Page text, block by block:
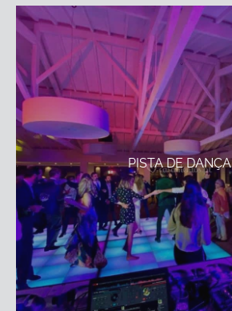
PISTA DE DANÇA